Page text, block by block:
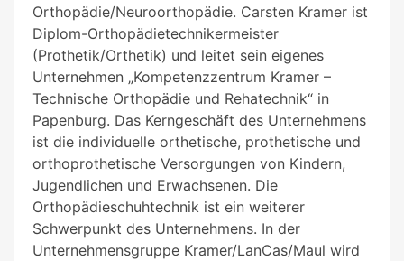
Orthopädie/Neuroorthopädie. Carsten Kramer ist
Diplom-Orthopädietechnikermeister
(Prothetik/Orthetik) und leitet sein eigenes
Unternehmen „Kompetenzzentrum Kramer –
Technische Orthopädie und Rehatechnik“ in
Papenburg. Das Kerngeschäft des Unternehmens
ist die individuelle orthetische, prothetische und
orthoprothetische Versorgungen von Kindern,
Jugendlichen und Erwachsenen. Die
Orthopädieschuhtechnik ist ein weiterer
Schwerpunkt des Unternehmens. In der
Unternehmensgruppe Kramer/LanCas/Maul wird